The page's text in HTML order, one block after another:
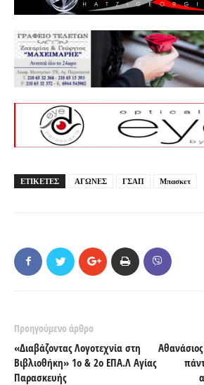
ΕΤΙΚΕΤΕΣ ΑΓΩΝΕΣ ΓΣΑΠ Μπασκετ
Προηγούμενο άρθρο
«Διαβάζοντας Λογοτεχνία στη
Βιβλιοθήκη» 1o & 2o ΕΠΑ.Λ Αγίας
Παρασκευής